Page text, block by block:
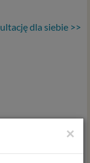
dla siebie >>
×